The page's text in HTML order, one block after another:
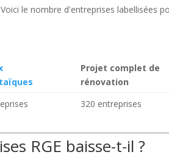
le nombre d'entreprises labellisées
Projet complet de
rénovation
320 entreprises
RGE baisse-t-il ?